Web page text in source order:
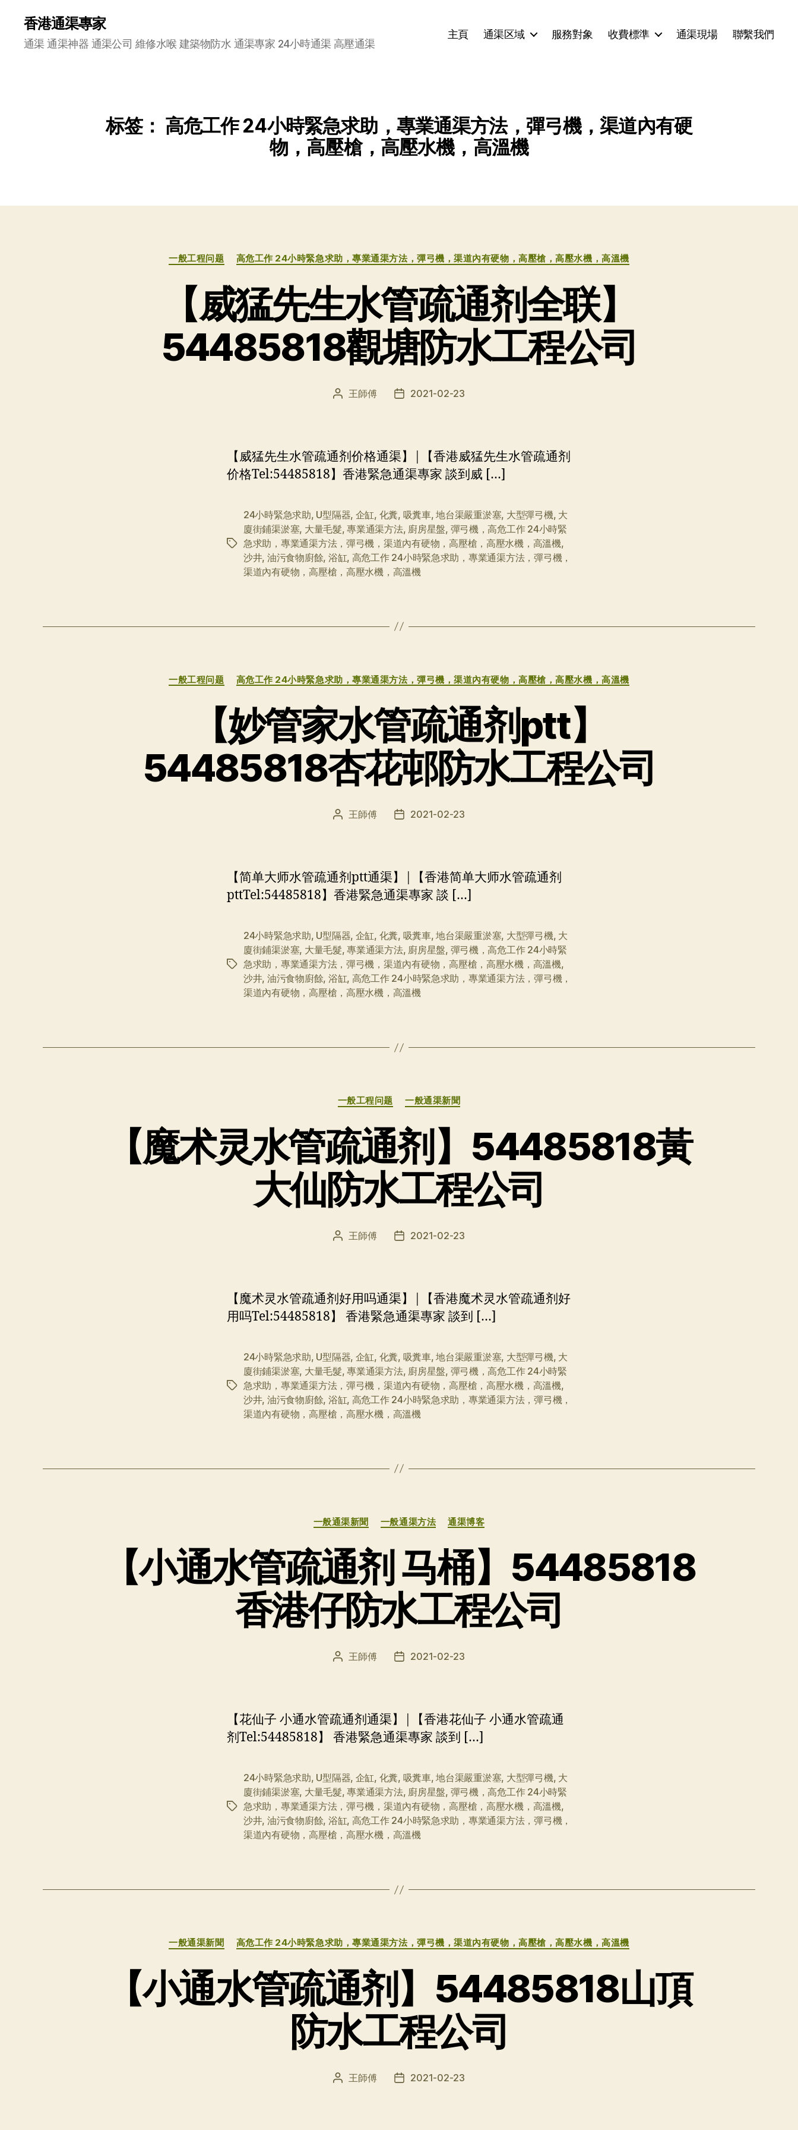
香港通渠專家
通渠 通渠神器 通渠公司 維修水喉 建築物防水 通渠專家 24小時通渠 高壓通渠
主頁 通渠区域 服務對象 收費標準 通渠現場 聯繫我們
标签： 高危工作 24小時緊急求助，專業通渠方法，彈弓機，渠道內有硬
物，高壓槍，高壓水機，高溫機
分
类
一般工程问题 高危工作 24小時緊急求助，專業通渠方法，彈弓機，渠道內有硬物，高壓槍，高壓水機，高溫機
【威猛先生水管疏通剂全联】
54485818觀塘防水工程公司
文 王師傅
发 2021-02-23
【威猛先生水管疏通剂价格通渠】|【香港威猛先生水管疏通剂
价格Tel:54485818】香港緊急通渠專家 談到威 […]
标
24小時緊急求助, U型隔器, 企缸, 化糞, 吸糞車,地台渠嚴重淤塞, 大型彈弓機, 大
廈街鋪渠淤塞, 大量毛髮,專業通渠方法, 廚房星盤, 彈弓機，高危工作 24小時緊
急求助，專業通渠方法，彈弓機，渠道內有硬物，高壓槍，高壓水機，高溫機,
沙井, 油污食物廚餘, 浴缸, 高危工作 24小時緊急求助，專業通渠方法，彈弓機，
渠道內有硬物，高壓槍，高壓水機，高溫機
分
类
一般工程问题 高危工作 24小時緊急求助，專業通渠方法，彈弓機，渠道內有硬物，高壓槍，高壓水機，高溫機
【妙管家水管疏通剂ptt】
54485818杏花邨防水工程公司
文 王師傅
发 2021-02-23
【简单大师水管疏通剂ptt通渠】|【香港简单大师水管疏通剂
pttTel:54485818】香港緊急通渠專家 談 […]
标
24小時緊急求助, U型隔器, 企缸, 化糞, 吸糞車,地台渠嚴重淤塞, 大型彈弓機, 大
廈街鋪渠淤塞, 大量毛髮,專業通渠方法, 廚房星盤, 彈弓機，高危工作 24小時緊
急求助，專業通渠方法，彈弓機，渠道內有硬物，高壓槍，高壓水機，高溫機,
沙井, 油污食物廚餘, 浴缸, 高危工作 24小時緊急求助，專業通渠方法，彈弓機，
渠道內有硬物，高壓槍，高壓水機，高溫機
类
一般工程问题 一般通渠新聞
【魔术灵水管疏通剂】54485818黃
大仙防水工程公司
文 王師傅
发 2021-02-23
【魔术灵水管疏通剂好用吗通渠】|【香港魔术灵水管疏通剂好
用吗Tel:54485818】 香港緊急通渠專家 談到 […]
标
24小時緊急求助, U型隔器, 企缸, 化糞, 吸糞車,地台渠嚴重淤塞, 大型彈弓機, 大
廈街鋪渠淤塞, 大量毛髮,專業通渠方法, 廚房星盤, 彈弓機，高危工作 24小時緊
急求助，專業通渠方法，彈弓機，渠道內有硬物，高壓槍，高壓水機，高溫機,
沙井, 油污食物廚餘, 浴缸, 高危工作 24小時緊急求助，專業通渠方法，彈弓機，
渠道內有硬物，高壓槍，高壓水機，高溫機
分
类
一般通渠新聞 一般通渠方法 通渠博客
【小通水管疏通剂 马桶】54485818
香港仔防水工程公司
文 王師傅
发 2021-02-23
【花仙子 小通水管疏通剂通渠】|【香港花仙子 小通水管疏通
剂Tel:54485818】 香港緊急通渠專家 談到 […]
标
24小時緊急求助, U型隔器, 企缸, 化糞, 吸糞車,地台渠嚴重淤塞, 大型彈弓機, 大
廈街鋪渠淤塞, 大量毛髮,專業通渠方法, 廚房星盤, 彈弓機，高危工作 24小時緊
急求助，專業通渠方法，彈弓機，渠道內有硬物，高壓槍，高壓水機，高溫機,
沙井, 油污食物廚餘, 浴缸, 高危工作 24小時緊急求助，專業通渠方法，彈弓機，
渠道內有硬物，高壓槍，高壓水機，高溫機
分
类
一般通渠新聞 高危工作 24小時緊急求助，專業通渠方法，彈弓機，渠道內有硬物，高壓槍，高壓水機，高溫機
【小通水管疏通剂】54485818山頂
防水工程公司
文 王師傅
发 2021-02-23